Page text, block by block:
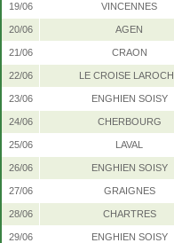
19/06 VINCENNES
20/06 AGEN
21/06 CRAON
22/06 LE CROISE
23/06 ENGHIEN SOISY
24/06 CHERBOURG
25/06 LAVAL
26/06 ENGHIEN SOISY
27/06 GRAIGNES
28/06 CHARTRES
29/06 ENGHIEN SOISY